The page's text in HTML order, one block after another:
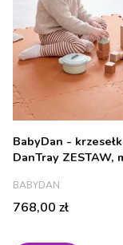
BabyDan -
DanTray ZESTAW,
PRODUCENT
BABYDAN
Cena
768,00 zł